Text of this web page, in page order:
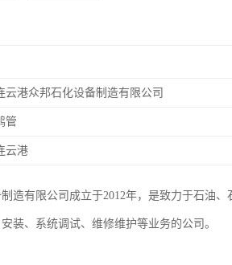
云港众邦石化设备制造有限公司
管
云港
造有限公司成立于2012年，是致力于石油
装、系统调试、维修维护等业务的公司。